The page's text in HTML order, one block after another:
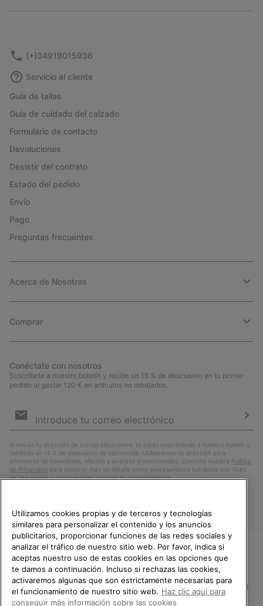
or
(+)34919015936
Servicio al cliente
Guía de tallas
Guía de cuidado del calzado
Formulario de contacto
Devoluciones
Desistir del contrato
Estado del pedido
Envío
Pago
Preguntas frecuentes
Acerca de Nosotros
Comprar
Conéctate con nosotros
Suscríbete a nuestro boletín y recibe un 15 % de descuento en tu primer
pedido al gastar 120 € en artículos no rebajados.
de
Al enviar tu dirección de correo electrónico, te estás suscribiendo a nuestro boletín y
recibirás un 15 % de descuento de bienvenida. Utilizaremos tu dirección para
informarte de novedades, ofertas y eventos promocionales. Consulta nuestra Política
de Privacidad para conocer más en detalle cómo procesaremos tus datos con fines
de ’marketing’ y cómo puedes revocar tu consentimiento.
España
TE DAMOS LA BIENVENIDA A
SOREL.
POR FAVOR, SELECCIONA TU
PAÍS.
Utilizamos cookies propias y de terceros y tecnologías
similares para personalizar el contenido y los anuncios
publicitarios, proporcionar funciones de las redes sociales y
analizar el tráfico de nuestro sitio web. Por favor, indica si
aceptas nuestro uso de estas cookies en las opciones que
te damos a continuación. Incluso si rechazas las cookies,
activaremos algunas que son estrictamente necesarias para
el funcionamiento de nuestro sitio web. Haz clic aquí para
conseguir más información sobre las cookies